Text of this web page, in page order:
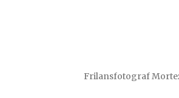
Frilansfotograf